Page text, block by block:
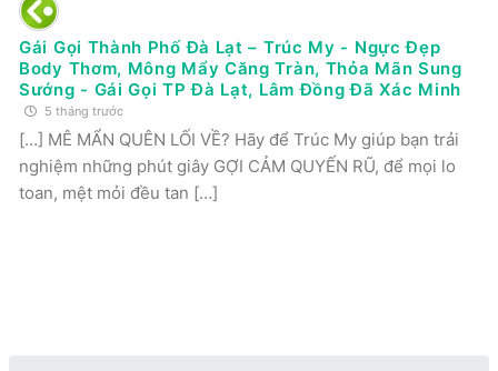
Gái Gọi Thành Phố Đà Lạt – Trúc My - Ngực Đẹp
Body Thơm, Mông Mẩy Căng Tràn, Thỏa Mãn Sung
Sướng - Gái Gọi TP Đà Lạt, Lâm Đồng Đã Xác Minh
5 tháng trước
[…] MÊ MẨN QUÊN LỐI VỀ? Hãy để Trúc My giúp bạn trải
nghiệm những phút giây GỢI CẢM QUYẾN RŨ, để mọi lo
toan, mệt mỏi đều tan […]